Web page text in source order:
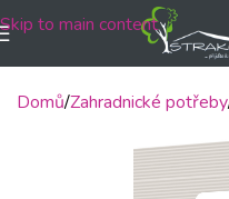
Skip to main content
Domů Zahradnické potřeby